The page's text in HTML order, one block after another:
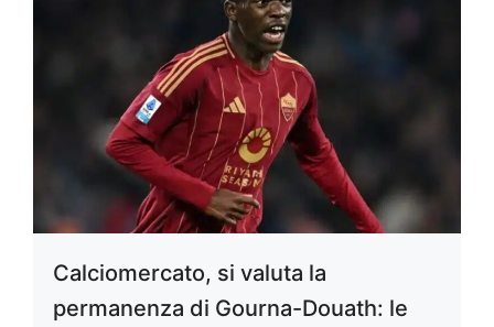
Calciomercato, si valuta la
permanenza di Gourna-Douath: le